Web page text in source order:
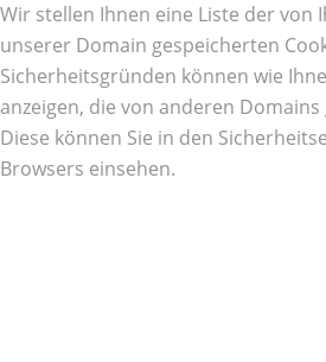
Wir stellen Ihnen eine Liste der von
unserer Domain gespeicherten
Sicherheitsgründen können wie
anzeigen, die von anderen
Diese können Sie in den
Browsers einsehen.